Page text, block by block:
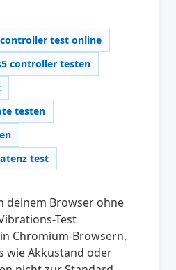
controller test online
controller testen
testen
test
deinem Browser ohne
Test
Chromium-Browsern,
wie Akkustand oder